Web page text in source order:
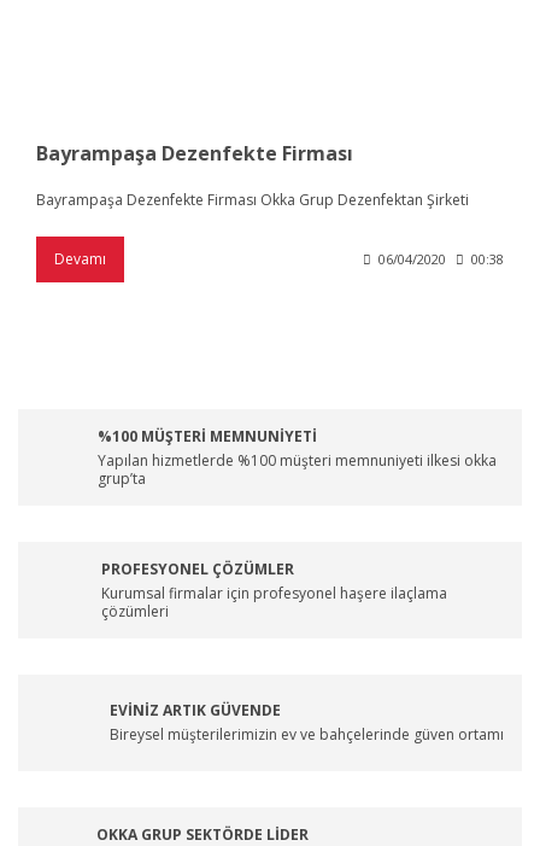
Bayrampaşa Dezenfekte Firması
Bayrampaşa Dezenfekte Firması Okka Grup Dezenfektan Şirketi
Devamı 06/04/2020 00:38
%100 MÜŞTERİ MEMNUNİYETİ
Yapılan hizmetlerde %100 müşteri memnuniyeti ilkesi okka
grup’ta
PROFESYONEL ÇÖZÜMLER
Kurumsal firmalar için profesyonel haşere ilaçlama
çözümleri
EVİNİZ ARTIK GÜVENDE
Bireysel müşterilerimizin ev ve bahçelerinde güven ortamı
OKKA GRUP SEKTÖRDE LİDER